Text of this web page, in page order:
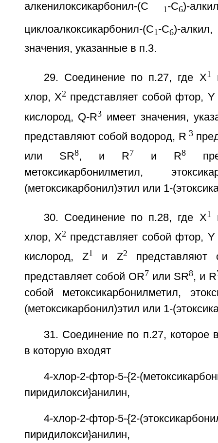
алкенилоксикарбонил-(С
1-С6)-
циклоалкоксикарбонил-(С1-С6)-
значения, указанные в п.3.
29. Соединение по п.27, где Х1
хлор, Х2 представляет собой фтор,
кислород, Q-R3 имеет значения,
представляют собой водород, R 3
или SR8, и R7 и R8
метоксикарбонилметил,
(метоксикарбонил)этил или 1-
30. Соединение по п.28, где Х1
хлор, Х2 представляет собой фтор,
кислород, Z1 и Z2
представляют
представляет собой OR7 или SR8, и R
собой метоксикарбонилметил,
(метоксикарбонил)этил или 1-
31. Соединение по п.27, которое
в которую входят
4-хлор-2-фтор-5-{2-
пиридилокси}анилин,
4-хлор-2-фтор-5-{2-
пиридилокси}анилин,